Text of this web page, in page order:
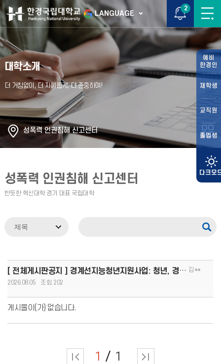
LANGUAGE
2
예비
한경인
재학생
교직원
졸업생
대학소개
성폭력 인권침해 신고센터
성폭력 인권침해 신고센터
[ 전체게시판공지 ] 경계선지능청년지원사업: 청년, 경계를 넘어 커리어 도약!(8.13.(목)까지 모집, 1인당 김**
2026.08.05
202
게시물이(가) 없습니다.
1 1